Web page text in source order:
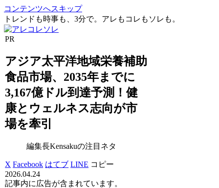
コンテンツへスキップ
トレンドも時事も、3分で。アレもコレもソレも。
PR
アジア太平洋地域栄養補助
食品市場、2035年までに
3,167億ドル到達予測！健
康とウェルネス志向が市
場を牽引
編集長Kensakuの注目ネタ
X Facebook はてブ LINE コピー
2026.04.24
記事内に広告が含まれています。